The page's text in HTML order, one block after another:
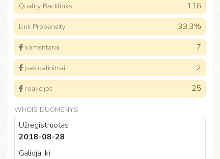
Quality Backlinks 116
Link Propensity 33.3%
komentarai 7
pasidalinimai 2
reakcijos 25
WHOIS DUOMENYS
Užregistruotas
2018-08-28
Galioja iki